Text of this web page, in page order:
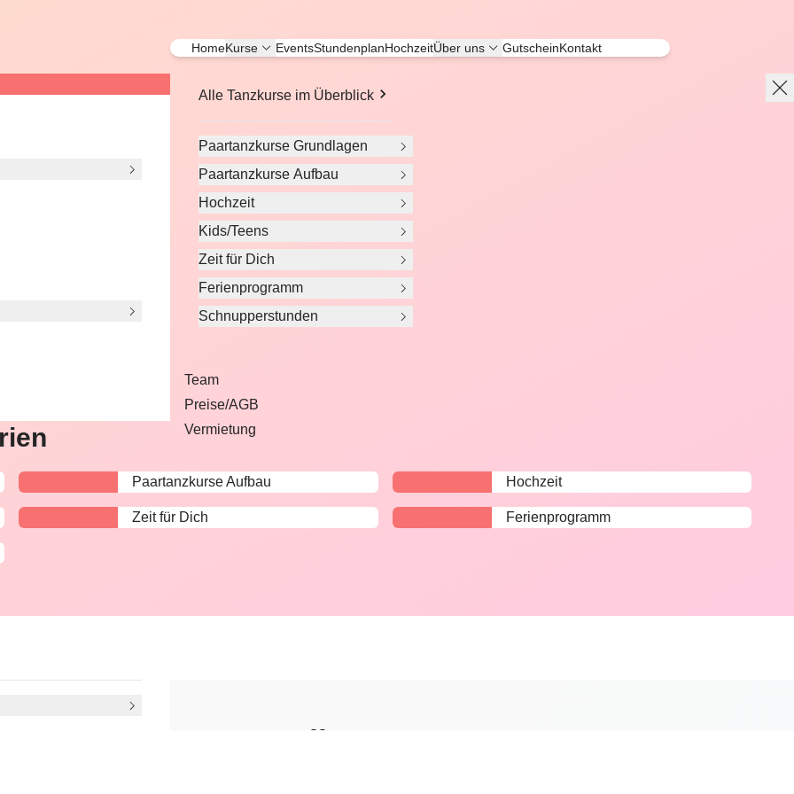
HomeKurse EventsStundenplanHochzeitÜber uns GutscheinKontakt
Alle Tanzkurse im Überblick
Paartanzkurse Grundlagen
Paartanzkurse Aufbau
Hochzeit
Kids/Teens
Zeit für Dich
Ferienprogramm
Schnupperstunden
Team
Preise/AGB
Vermietung
Ihnen eine
wird jedes
Paartanzkurse Aufbau Hochzeit
Zeit für Dich Ferienprogramm
Paartanzkurse Grundlagen